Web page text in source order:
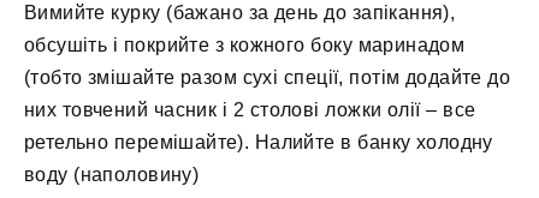
Вимийте курку (бажано за день до запікання),
обсушіть і покрийте з кожного боку маринадом
(тобто змішайте разом сухі спеції, потім додайте до
них товчений часник і 2 столові ложки олії – все
ретельно перемішайте). Налийте в банку холодну
воду (наполовину)